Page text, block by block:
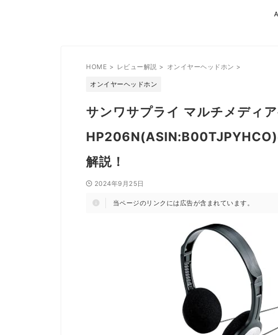
HOME > レビュー解説 > オンイヤーヘッドホン >
オンイヤーヘッドホン
サンワサプライ マルチメディ
解説！
2024年9月25日
当ページのリンクには広告が含まれています。